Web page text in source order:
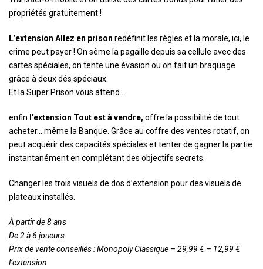
propriétés gratuitement !
L’extension Allez en prison redéfinit les règles et la morale, ici, le
crime peut payer ! On sème la pagaille depuis sa cellule avec des
cartes spéciales, on tente une évasion ou on fait un braquage
grâce à deux dés spéciaux.
Et la Super Prison vous attend…
enfin l’extension Tout est à vendre, offre la possibilité de tout
acheter… même la Banque. Grâce au coffre des ventes rotatif, on
peut acquérir des capacités spéciales et tenter de gagner la partie
instantanément en complétant des objectifs secrets.
Changer les trois visuels de dos d’extension pour des visuels de
plateaux installés.
À partir de 8 ans
De 2 à 6 joueurs
Prix de vente conseillés : Monopoly Classique – 29,99 € – 12,99 €
l’extension